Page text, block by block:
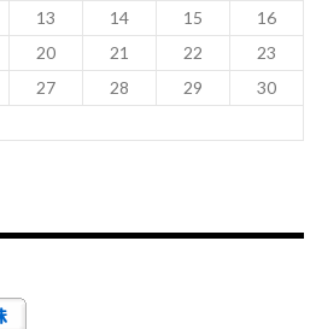
13 14 15
16
20 21 22
23
27 28 29
30